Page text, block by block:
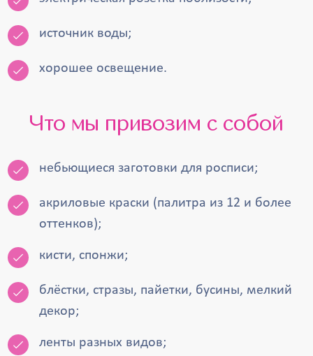
источник воды;
хорошее освещение.
Что мы привозим с собой
небьющиеся заготовки для росписи;
акриловые краски (палитра из 12 и более
оттенков);
кисти, спонжи;
блёстки, стразы, пайетки, бусины, мелкий
декор;
ленты разных видов;